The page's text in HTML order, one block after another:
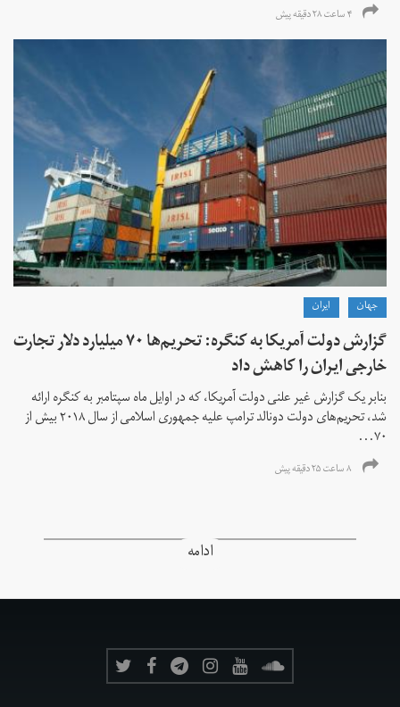
۴ ساعت ۲۸ دقیقه پیش
جهان ايران
گزارش دولت آمریکا به کنگره: تحریم‌ها ۷۰ میلیارد دلار تجارت
خارجی ایران را کاهش داد
بنابر یک گزارش غیر علنی دولت آمریکا، که در اوایل ماه سپتامبر به کنگره ارائه
شد، تحریم‌های دولت دونالد ترامپ علیه جمهوری اسلامی از سال ۲۰۱۸ بیش از
۷۰...
۸ ساعت ۲۵ دقیقه پیش
ادامه